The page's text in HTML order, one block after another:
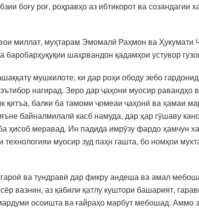
боғу роғ, роҳравҳо аз ибтикорот ва созандагии
миллат, муҳтарам Эмомалӣ Раҳмон ва Ҳукумати
шаҳрвандон қадамҳои устувор
мушкилоте, ки дар роҳи ободу зебо
нагирад. Зеро дар ҷаҳони муосир равандҳо
қитъа, балки ба тамоми ҷомеаи ҷаҳонӣ ва ҳамаи
байналмилалӣ касб намуда, дар ҳар гӯшаву
ҳисоб меравад. Ин падида имрӯзу фардо ҳамчун
муосир зуд паҳн гашта, бо номҳои
ва тундравӣ дар фикру андеша ва амал
вазнин, аз қабили қатлу куштори башарият,
осоишта ва ғайраҳо марбут мебошад. Аммо